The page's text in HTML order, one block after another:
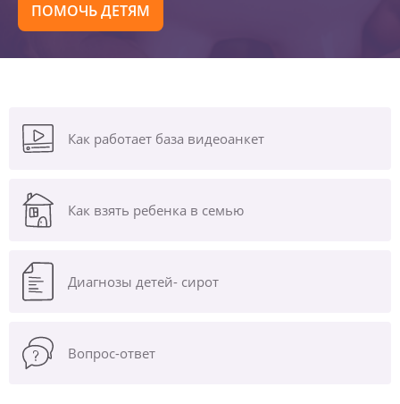
ПОМОЧЬ ДЕТЯМ
Как работает база видеоанкет
Как взять ребенка в семью
Диагнозы детей- сирот
Вопрос-ответ